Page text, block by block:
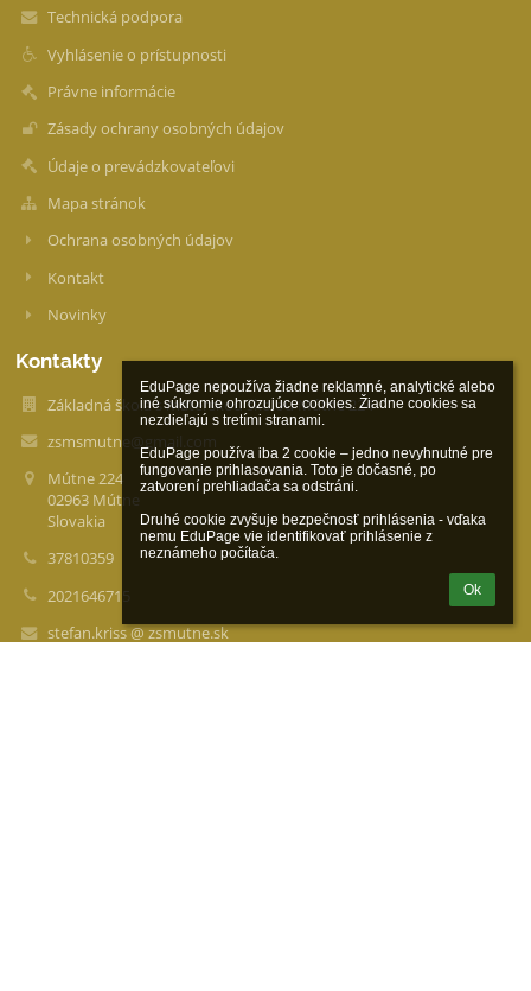
EduPage nepoužíva žiadne reklamné, analytické alebo
iné súkromie ohrozujúce cookies. Žiadne cookies sa
nezdieľajú s tretími stranami.
EduPage používa iba 2 cookie – jedno nevyhnutné pre
fungovanie prihlasovania. Toto je dočasné, po
zatvorení prehliadača sa odstráni.
Druhé cookie zvyšuje bezpečnosť prihlásenia - vďaka
nemu EduPage vie identifikovať prihlásenie z
neznámeho počítača.
Ok
Technická podpora
Vyhlásenie o prístupnosti
Právne informácie
Zásady ochrany osobných údajov
Údaje o prevádzkovateľovi
Mapa stránok
Ochrana osobných údajov
Kontakt
Novinky
Kontakty
Základná škola s materskou školou Mútne 224
zsmsmutne@gmail.com
Mútne 224
02963 Mútne
Slovakia
37810359
2021646715
stefan.kriss @ zsmutne.sk